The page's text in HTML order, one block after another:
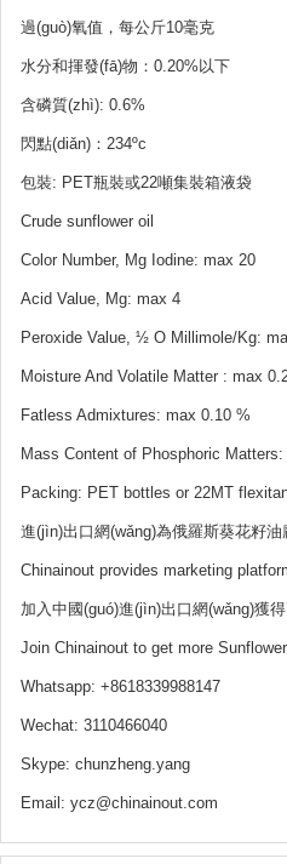
過(guò)氧值，每公斤10毫克
水分和揮發(fā)物：0.20%以下
含磷質(zhì): 0.6%
閃點(diǎn)：234ºc
包裝: PET瓶裝或22噸集裝箱液袋
Crude sunflower oil
Color Number, Mg Iodine: max 20
Acid Value, Mg: max 4
Peroxide Value, ½ O Millimole/Kg:
Moisture And Volatile Matter : max
Fatless Admixtures: max 0.10 %
Mass Content of Phosphoric
Packing: PET bottles or 22MT
進(jìn)出口網(wǎng)為俄羅斯葵花籽油
Chinainout provides marketing
加入中國(guó)進(jìn)出口網(wǎng)獲得
Join Chinainout to get more
Whatsapp: +8618339988147
Wechat: 3110466040
Skype: chunzheng.yang
Email: ycz@chinainout.com